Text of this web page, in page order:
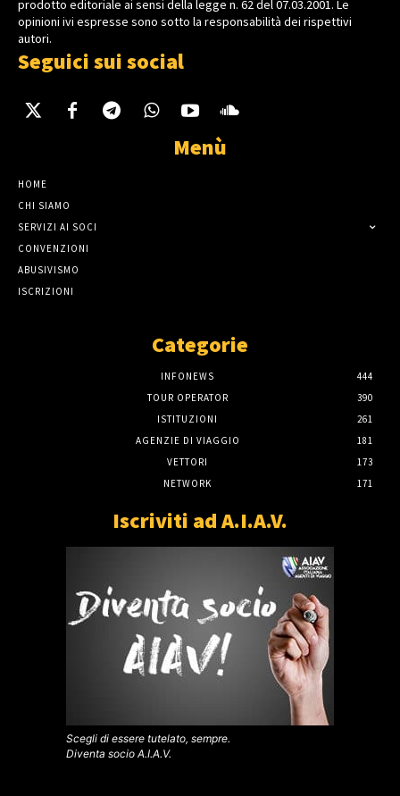
prodotto editoriale ai sensi della legge n. 62 del 07.03.2001. Le
opinioni ivi espresse sono sotto la responsabilità dei rispettivi
autori.
Seguici sui social
Menù
HOME
CHI SIAMO
SERVIZI AI SOCI
CONVENZIONI
ABUSIVISMO
ISCRIZIONI
Categorie
INFONEWS
444
TOUR OPERATOR
390
ISTITUZIONI
261
AGENZIE DI VIAGGIO
181
VETTORI
173
NETWORK
171
Iscriviti ad A.I.A.V.
Scegli di essere tutelato, sempre.
Diventa socio A.I.A.V.